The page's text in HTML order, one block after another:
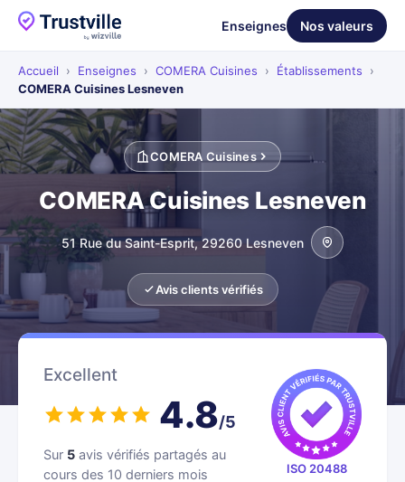
Enseignes Nos valeurs
Accueil › Enseignes › COMERA Cuisines › Établissements
›
COMERA Cuisines Lesneven
COMERA Cuisines
COMERA Cuisines Lesneven
51 Rue du Saint-Esprit, 29260 Lesneven
Avis clients vérifiés
Excellent
4.8/5
Sur 5 avis vérifiés partagés au
cours des 10 derniers mois
ISO 20488